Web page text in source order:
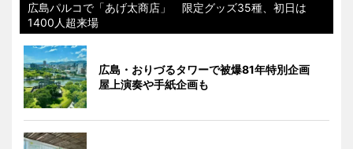
広島パルコで「あげ太商店」 限定グッズ35種、初日は
1400人超来場
広島・おりづるタワーで被爆81年特別企画
屋上演奏や手紙企画も